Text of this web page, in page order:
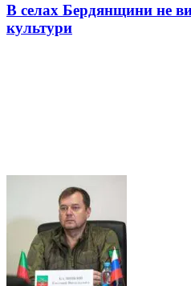
В селах Бердянщини не
культури